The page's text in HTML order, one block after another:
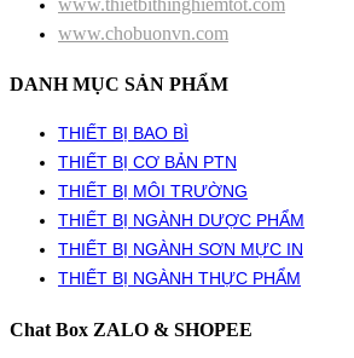
www.thietbithinghiemtot.com
www.chobuonvn.com
DANH MỤC SẢN PHẨM
THIẾT BỊ BAO BÌ
THIẾT BỊ CƠ BẢN PTN
THIẾT BỊ MÔI TRƯỜNG
THIẾT BỊ NGÀNH DƯỢC PHẨM
THIẾT BỊ NGÀNH SƠN MỰC IN
THIẾT BỊ NGÀNH THỰC PHẨM
Chat Box ZALO & SHOPEE